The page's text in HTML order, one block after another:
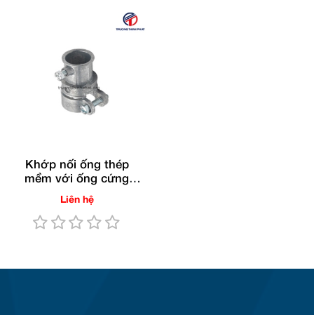
Khớp nối ống thép
mềm với ống cứng
EMT
Liên hệ